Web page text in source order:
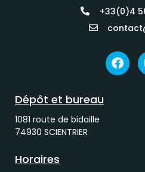
+33(0)4
Dépôt et bureau
1081 route de bidaille
74930 SCIENTRIER
Horaires